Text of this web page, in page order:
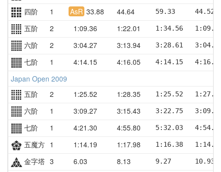
四阶 1 AsR 33.88 44.64 59.33
五阶 2 1:09.36 1:22.01 1:34.56
六阶 2 3:04.27 3:13.94 3:28.61
七阶 1 4:14.15 4:16.05 4:14.15
Japan Open 2009
五阶
2 1:25.52 1:28.35 1:25.52
六阶 1 3:09.27 3:15.43 3:22.75
七阶 1 4:21.30 4:55.80 5:32.03
五魔方 1 1:14.19 1:17.98 1:16.38
金字塔 3 6.03 8.13 9.27